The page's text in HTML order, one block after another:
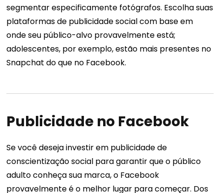
segmentar especificamente fotógrafos. Escolha suas
plataformas de publicidade social com base em
onde seu público-alvo provavelmente está;
adolescentes, por exemplo, estão mais presentes no
Snapchat do que no Facebook.
Publicidade no Facebook
Se você deseja investir em publicidade de
conscientização social para garantir que o público
adulto conheça sua marca, o Facebook
provavelmente é o melhor lugar para começar. Dos